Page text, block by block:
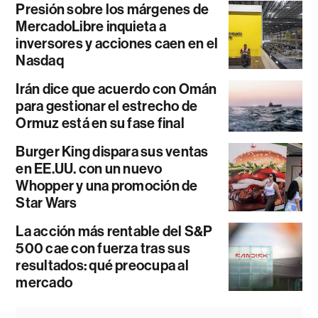
Presión sobre los márgenes de
MercadoLibre inquieta a
inversores y acciones caen en el
Nasdaq
Irán dice que acuerdo con Omán
para gestionar el estrecho de
Ormuz está en su fase final
Burger King dispara sus ventas
en EE.UU. con un nuevo
Whopper y una promoción de
Star Wars
La acción más rentable del S&P
500 cae con fuerza tras sus
resultados: qué preocupa al
mercado